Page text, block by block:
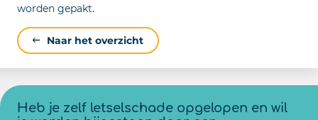
worden gepakt.
Naar het overzicht
Heb je zelf letselschade opgelopen en wil